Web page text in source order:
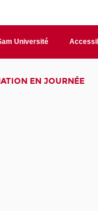
Université
EN JOURNÉE